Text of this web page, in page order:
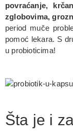
povraćanje,
zglobovima,
period muče
pomoć lekara. S
u probioticima!
Šta je i